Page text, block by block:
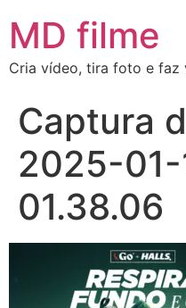
MD filme
Cria vídeo, tira foto e faz
Captura
2025-01-
01.38.06